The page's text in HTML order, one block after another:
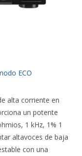
ECO
alta corriente en
un potente
1 kHz, 1% 1
altavoces de baja
con una